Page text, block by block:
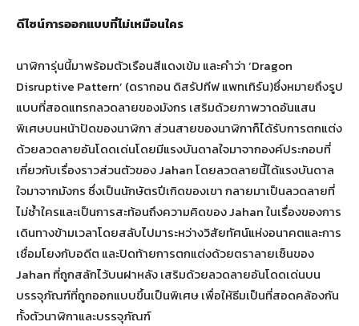
ดีไซน์การออกแบบที่ไม่เหมือนใคร
นาฬิการุ่นนี้มาพร้อมตัวเรือนสีแดงเข้ม และคำว่า ‘Dragon
Disruptive Pattern’ (ดรากอน ดิสรัปทีฟ แพทเทิร์น)ซึ่งหมายถึงรูป
แบบที่สอดแทรกลวดลายของมังกร เสริมด้วยภาพวาดอันแสน
พิเศษบนหน้าปัดของนาฬิกา ส่วนสายของนาฬิกาก็ได้รับการตกแต่ง
ด้วยลวดลายอันโดดเด่นโดยมีแรงบันดาลใจมาจากองค์ประกอบที่
เกี่ยวกับเรื่องราวส่วนตัวของ Jahanโดยลวดลายนี้ได้แรงบันดาล
ใจมาจากมังกร ซึ่งเป็นนักษัตรปีเกิดของเขา กลายมาเป็นลวดลายที่
ไม่ซ้ำใครและเป็นการสะท้อนถึงความคิดของ Jahanในเรื่องของการ
เดินทางข้ามเวลาโดยสลับไปมาระหว่างวิสัยทัศน์แห่งอนาคตและการ
เชื่อมโยงกับอดีต และปิดท้ายการตกแต่งด้วยตราลายเซ็นของ
Jahan ที่ถูกสลักไว้บนฝาหลัง เสริมด้วยลวดลายอันโดดเด่นบน
บรรจุภัณฑ์ที่ถูกออกแบบขึ้นเป็นพิเศษ เพื่อให้ธีมเป็นที่สอดคล้องกัน
ทั้งตัวนาฬิกาและบรรจุภัณฑ์